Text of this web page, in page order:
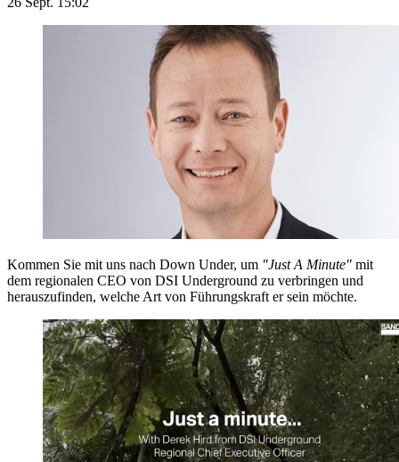
Kommen Sie mit uns nach Down Under, um "Just A Minute" mit
dem regionalen CEO von DSI Underground zu verbringen und
herauszufinden, welche Art von Führungskraft er sein möchte.